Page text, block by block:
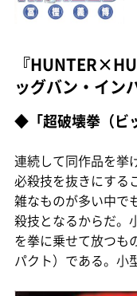
『
ッグバン・イン
◆「超破壊拳（ビ
連続して同作品を挙
必殺技を抜きにする
雑なものが多い中で
殺技となるからだ。
を拳に乗せて放つも
パクト）である。小